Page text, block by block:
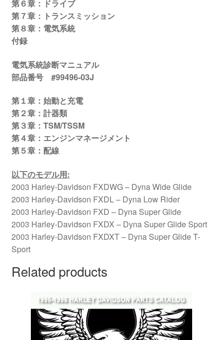
第６章：ドライブ
第７章：トランスミッション
第８章：電気系統
付録
電気系統診断マニュアル
部品番号#99496-03J
第１章：始動と充電
第２章：計器類
第３章：TSM/TSSM
第４章：エンジンマネージメント
第５章：配線
以下のモデル用:
2003 Harley-Davidson FXDWG – Dyna Wide Glide
2003 Harley-Davidson FXDL – Dyna Low Rider
2003 Harley-Davidson FXD – Dyna Super Glide
2003 Harley-Davidson FXDX – Dyna Super Glide Sport
2003 Harley-Davidson FXDXT – Dyna Super Glide T-
Sport
Related products